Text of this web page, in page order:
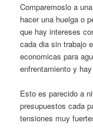
Comparemoslo a
hacer una huelga o
que hay intereses
cada dia sin trabajo
economicas para
enfrentamiento y
Esto es parecido a
presupuestos cada
tensiones muy